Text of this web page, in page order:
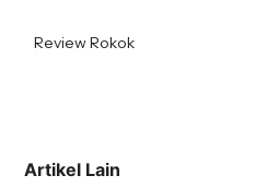
Review Rokok
Artikel Lain